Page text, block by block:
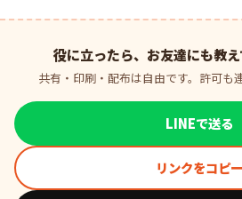
役に立ったら、お友達にも教
共有・印刷・配布は自由です。許可も
LINEで送る
リンクをコピー